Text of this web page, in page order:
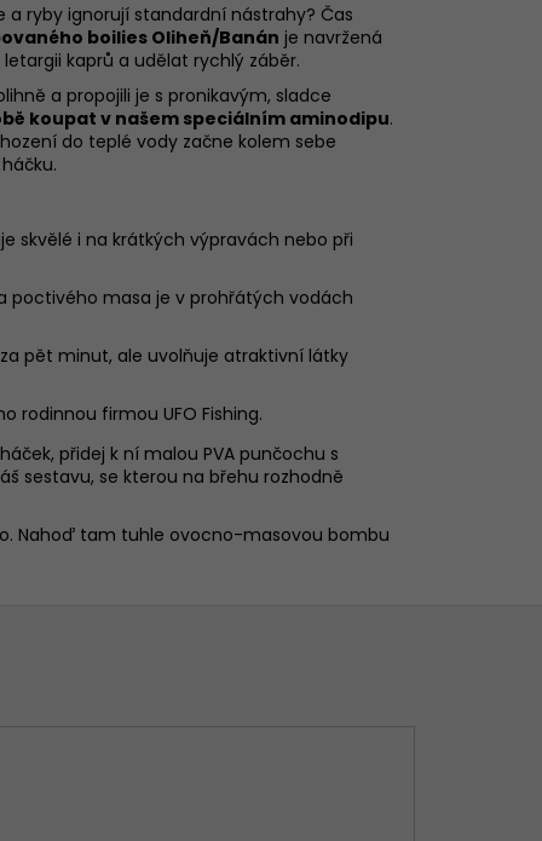
ryby ignorují standardní nástrahy? Čas
boilies Oliheň/Banán je navržená
kaprů a udělat rychlý záběr.
a propojili je s pronikavým, sladce
koupat v našem speciálním aminodipu.
do teplé vody začne kolem sebe
skvělé i na krátkých výpravách nebo při
poctivého masa je v prohřátých vodách
pět minut, ale uvolňuje atraktivní látky
rodinnou firmou UFO Fishing.
přidej k ní malou PVA punčochu s
sestavu, se kterou na břehu rozhodně
Nahoď tam tuhle ovocno-masovou bombu